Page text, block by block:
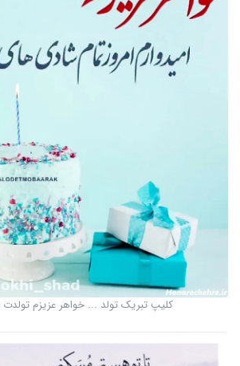
کلیپ تبریک تولد ... خواهر عزیزم تولدت